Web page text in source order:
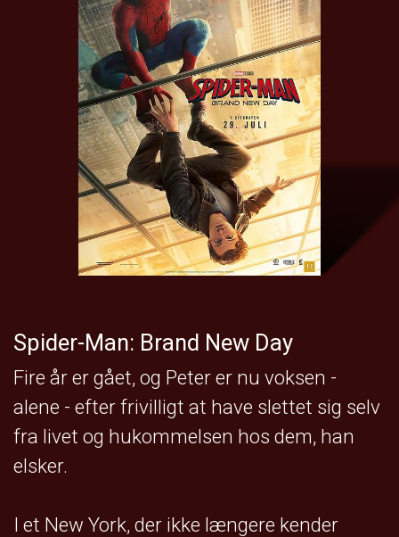
Spider-Man: Brand New Day
Fire år er gået, og Peter er nu voksen -
alene - efter frivilligt at have slettet sig selv
fra livet og hukommelsen hos dem, han
elsker.
I et New York, der ikke længere kender